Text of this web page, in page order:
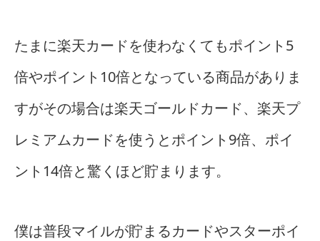
たまに楽天カードを使わなくてもポイント5
倍やポイント10倍となっている商品がありま
すがその場合は楽天ゴールドカード、楽天プ
レミアムカードを使うとポイント9倍、ポイ
ント14倍と驚くほど貯まります。
僕は普段マイルが貯まるカードやスターポイ